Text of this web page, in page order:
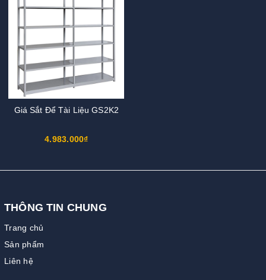
Giá Sắt Để Tài Liệu GS2K2
4.983.000₫
THÔNG TIN CHUNG
Trang chủ
Sản phẩm
Liên hệ